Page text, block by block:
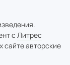
с Литрес
сайте авторские